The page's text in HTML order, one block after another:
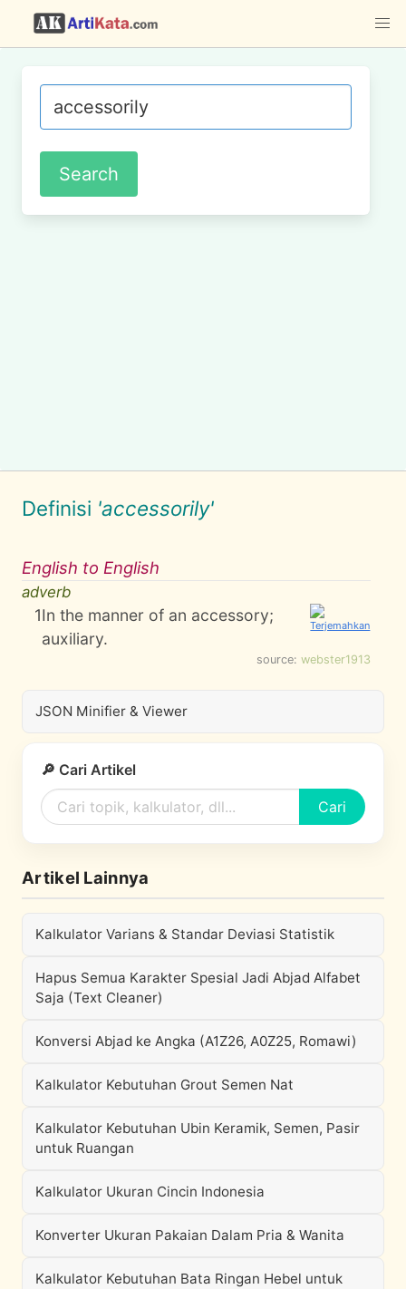
Definisi 'accessorily'
English to English
adverb
1In the manner of an accessory;
auxiliary.
source: webster1913
JSON Minifier & Viewer
🔎 Cari Artikel
Cari
Artikel Lainnya
Kalkulator Varians & Standar Deviasi Statistik
Hapus Semua Karakter Spesial Jadi Abjad Alfabet
Saja (Text Cleaner)
Konversi Abjad ke Angka (A1Z26, A0Z25, Romawi)
Kalkulator Kebutuhan Grout Semen Nat
Kalkulator Kebutuhan Ubin Keramik, Semen, Pasir
untuk Ruangan
Kalkulator Ukuran Cincin Indonesia
Konverter Ukuran Pakaian Dalam Pria & Wanita
Kalkulator Kebutuhan Bata Ringan Hebel untuk